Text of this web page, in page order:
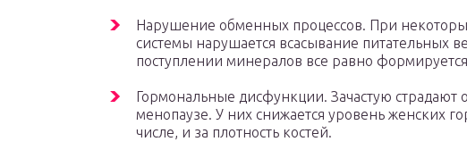
Нарушение обменных процессов. При
системы нарушается всасывание питательных
поступлении минералов все равно
Гормональные дисфункции. Зачастую страдают
менопаузе. У них снижается уровень женских
числе, и за плотность костей.